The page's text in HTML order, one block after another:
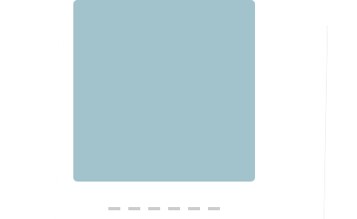
Купить в 1 клик